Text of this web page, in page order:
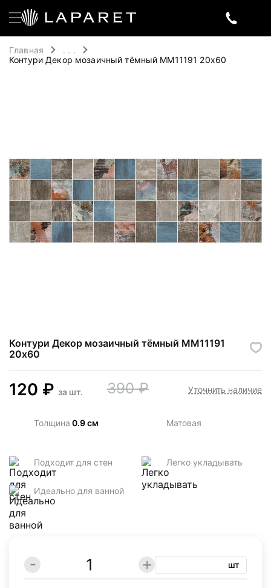
Главная
. . .
Контури Декор мозаичный тёмный MM11191 20х60
Контури Декор мозаичный тёмный MM11191
20х60
120 ₽ за шт. 390 ₽ Уточнить наличие
Толщина 0.9 см Матовая
Подходит для стен Легко укладывать
Идеально для ванной
шт